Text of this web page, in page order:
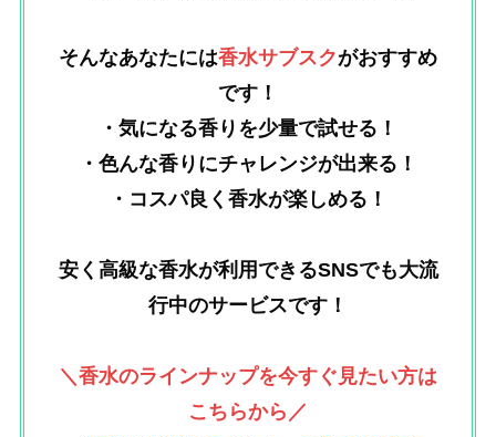
そんなあなたには香水サブスクがおすすめ
です！
・気になる香りを少量で試せる！
・色んな香りにチャレンジが出来る！
・コスパ良く香水が楽しめる！
安く高級な香水が利用できるSNSでも大流
行中のサービスです！
＼香水のラインナップを今すぐ見たい方は
こちらから／